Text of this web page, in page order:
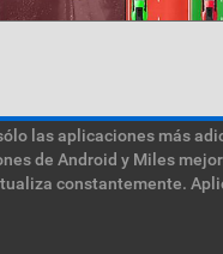
las aplicaciones más
de Android y Miles
constantemente.